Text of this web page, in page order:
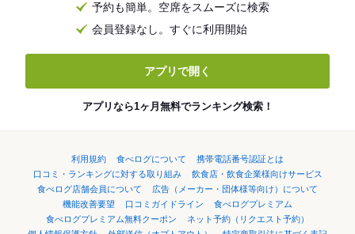
予約も簡単。空席をスムーズに検索
会員登録なし。すぐに利用開始
アプリで開く
アプリなら1ヶ月無料でランキング検索！
利用規約 食べログについて
携帯電話番号認証とは
口コミ・ランキングに対する取り組み
飲食店・飲食企業様向けサービス
食べログ店舗会員について
広告（メーカー・団体様等向け）について
機能改善要望
口コミガイドライン
食べログプレミアム
食べログプレミアム無料クーポン
ネット予約（リクエスト予約）